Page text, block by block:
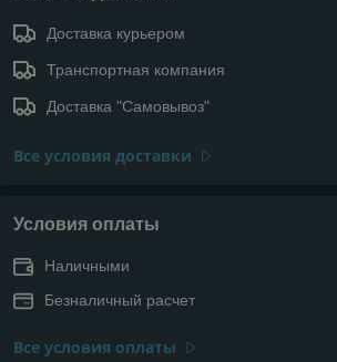
Доставка курьером
Транспортная компания
Доставка "Самовывоз"
Все условия доставки
Условия оплаты
Наличными
Безналичный расчет
Все условия оплаты